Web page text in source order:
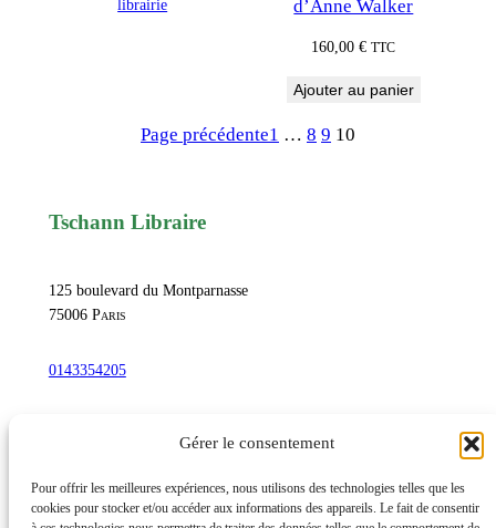
Gérer le consentement
Pour offrir les meilleures expériences, nous utilisons des technologies telles que les
cookies pour stocker et/ou accéder aux informations des appareils. Le fait de consentir
librairie
d’Anne Walker
160,00€ TTC
Ajouter au panier
Page précédente1 … 8 9 10
Tschann Libraire
125 boulevard du Montparnasse
75006 Paris
0143354205
Instagram